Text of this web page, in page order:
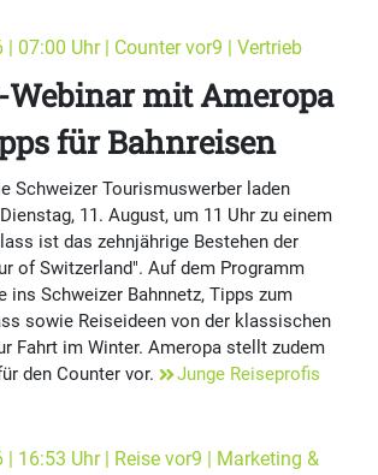
| 07:00 Uhr | Counter vor9 | Vertrieb
Webinar mit Ameropa
für Bahnreisen
Schweizer Tourismuswerber laden
11. August, um 11 Uhr zu einem
ist das zehnjährige Bestehen der
of Switzerland". Auf dem Programm
ins Schweizer Bahnnetz, Tipps zum
sowie Reiseideen von der klassischen
Fahrt im Winter. Ameropa stellt zudem
den Counter vor.
Junge Reiseprofis
16:53 Uhr | Reise vor9 | Marketing &